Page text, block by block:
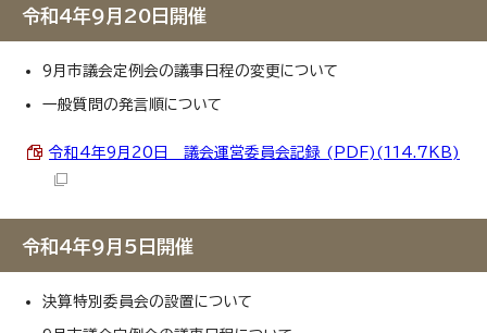
令和4年9月20日開催
9月市議会定例会の議事日程の変更について
一般質問の発言順について
令和4年9月20日 議会運営委員会記録 (PDF)(114.7KB)
令和4年9月5日開催
決算特別委員会の設置について